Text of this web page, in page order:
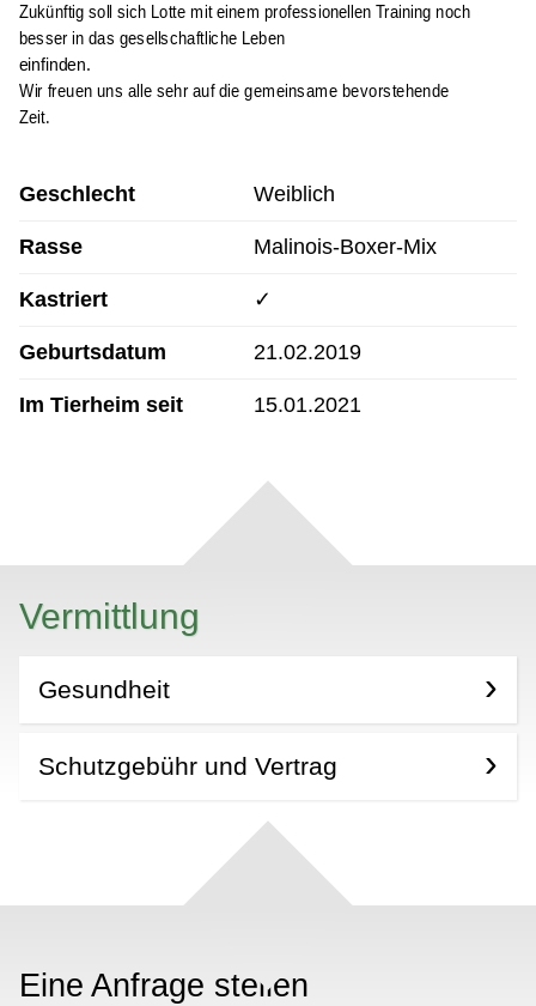
Zukünftig soll sich Lotte mit einem professionellen Training noch
besser in das gesellschaftliche Leben
einfinden.
Wir freuen uns alle sehr auf die gemeinsame bevorstehende
Zeit.
Geschlecht Weiblich
Rasse Malinois-Boxer-Mix
Kastriert ✓
Geburtsdatum 21.02.2019
Im Tierheim seit 15.01.2021
Vermittlung
Gesundheit
Schutzgebühr und Vertrag
Eine Anfrage stellen